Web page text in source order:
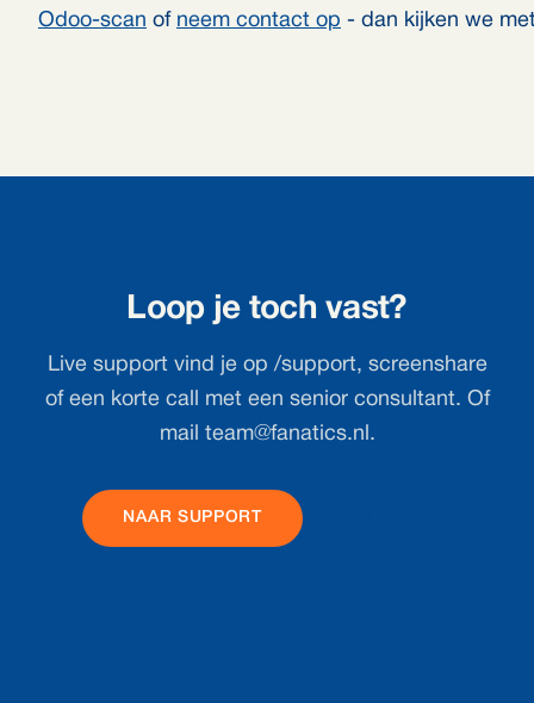
Odoo-scan of neem contact op - dan kijken we
Loop je toch vast?
Live support vind je op /support, screenshare
of een korte call met een senior consultant. Of
mail team@fanatics.nl .
NAAR SUPPORT